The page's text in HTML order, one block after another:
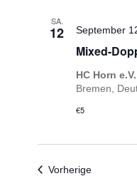
SA.
12
Mixed-
September
HC Horn e.V.
Bremen,
€5
Vorherige